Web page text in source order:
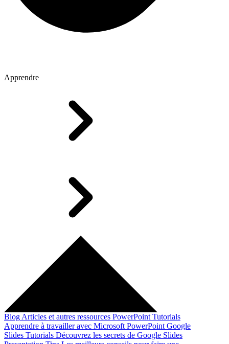
Apprendre
Blog Articles et autres ressources PowerPoint Tutorials
Apprendre à travailler avec Microsoft PowerPoint Google
Slides Tutorials Découvrez les secrets de Google Slides